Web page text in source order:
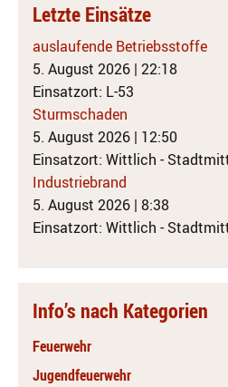
Letzte Einsätze
auslaufende Betriebsstoffe
5. August 2026 | 22:18
Einsatzort: L-53
Sturmschaden
5. August 2026 | 12:50
Einsatzort: Wittlich -
Industriebrand
5. August 2026 | 8:38
Einsatzort: Wittlich -
Info’s nach Kategorien
Feuerwehr
Jugendfeuerwehr